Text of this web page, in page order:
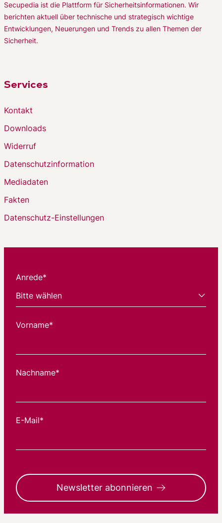
Secupedia ist die Plattform für Sicherheitsinformationen. Wir
berichten aktuell über technische und strategisch wichtige
Entwicklungen, Neuerungen und Trends zu allen Themen der
Sicherheit.
Services
Kontakt
Downloads
Widerruf
Datenschutzinformation
Mediadaten
Fakten
Datenschutz-Einstellungen
Anrede*
Vorname*
Nachname*
E-Mail*
Newsletter abonnieren